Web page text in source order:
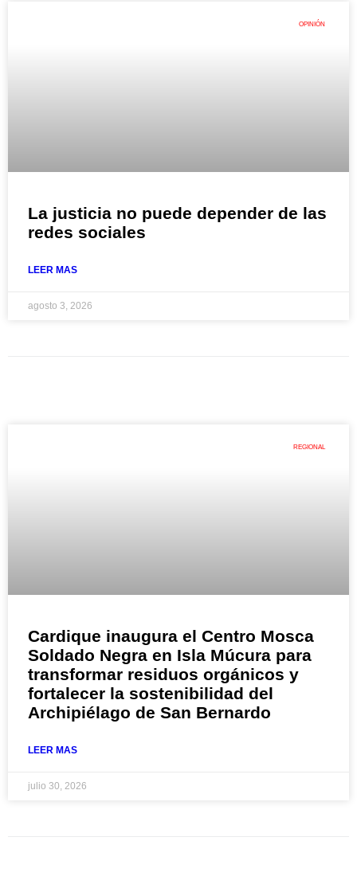
OPINIÓN
La justicia no puede depender de las
redes sociales
LEER MAS
agosto 3, 2026
REGIONAL
Cardique inaugura el Centro Mosca
Soldado Negra en Isla Múcura para
transformar residuos orgánicos y
fortalecer la sostenibilidad del
Archipiélago de San Bernardo
LEER MAS
julio 30, 2026